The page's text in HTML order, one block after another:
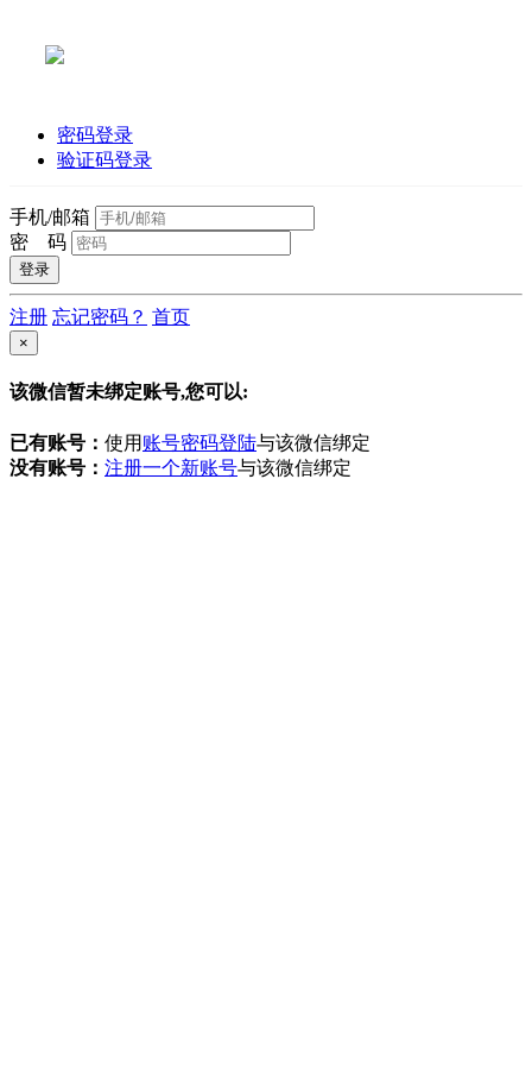
密码登录
验证码登录
手机/邮箱
密 码
注册 忘记密码？ 首页
×
该微信暂未绑定账号,您可以:
已有账号： 使用 账号密码登陆与该微信绑定
没有账号： 注册一个新账号与该微信绑定